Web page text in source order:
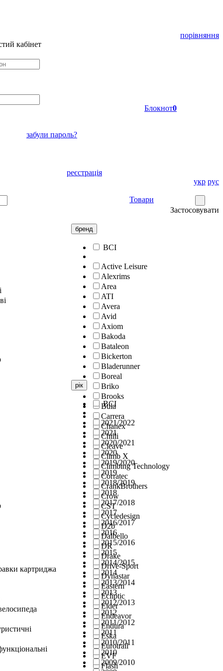
порівняння
кабінет
забули пароль?
реєстрація
Блокнот0
укр рус
Товари
Застосовувати
бренд
ВСІ
Active Leisure
Alexrims
Area
ATI
Avera
Avid
Axiom
Bakoda
Bataleon
Bickerton
Bladerunner
Boreal
Briko
Brooks
Bula
Carrera
Chanex
Chilli
Cleave
Climb X
Climbing Technology
Corratec
CrankBrothers
Crow
CST
Cycledesign
D2b
Dalbello
DR
Drake
Drive-Sport
Dynastar
Eastern
Ecliptic
Eider
Endeavor
Endura
Eska
Eurotrail
EVF
Flash
рік
ВСІ
2021/2022
2021
2020/2021
2020
2019/2020
2019
2018/2019
2018
2017/2018
2017
2016/2017
2016
2015/2016
2015
2014/2015
2014
2013/2014
2013
2012/2013
2012
2011/2012
2011
2010/2011
2010
2009/2010
картриджа